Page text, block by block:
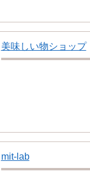
美味しい物ショップ
mit-lab